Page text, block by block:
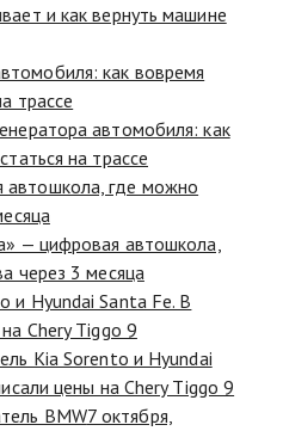
и как вернуть машине
автомобиля: как
на трассе
— цифровая автошкола,
через 3 месяца
Kia Sorento и Hyundai
цены на Chery Tiggo 9
7 октября,